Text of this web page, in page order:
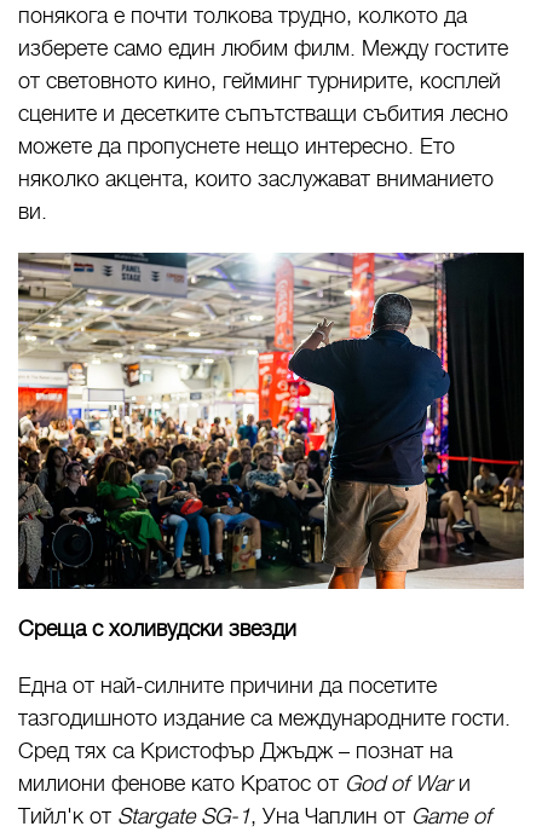
понякога е почти толкова трудно, колкото да
изберете само един любим филм. Между гостите
от световното кино, гейминг турнирите, косплей
сцените и десетките съпътстващи събития лесно
можете да пропуснете нещо интересно. Ето
няколко акцента, които заслужават вниманието
ви.
Среща с холивудски звезди
Една от най-силните причини да посетите
тазгодишното издание са международните гости.
Сред тях са Кристофър Джъдж – познат на
милиони фенове като Кратос от God of Warи
Тийл'к от Stargate SG-1, Уна Чаплин от Game of